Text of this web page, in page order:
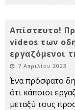
Απίστευτο!
videos των
εργαζόμενοι
7 Απριλίου 2023
Ένα πρόσφατο
ότι κάποιοι
μεταξύ τους